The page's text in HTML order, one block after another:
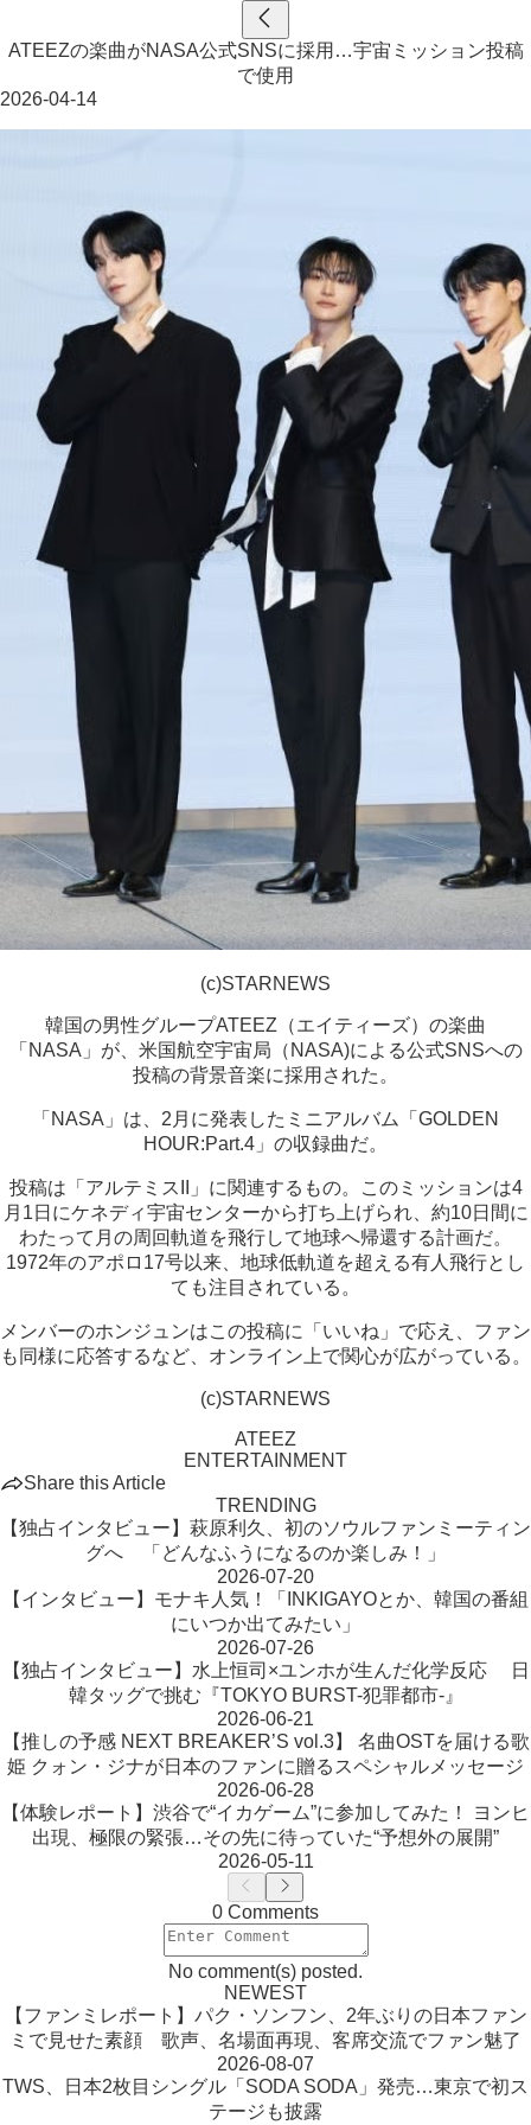
ATEEZの楽曲がNASA公式SNSに採用…宇宙ミッション投稿
で使用
2026-04-14
(c)STARNEWS
韓国の男性グループATEEZ（エイティーズ）の楽曲
「NASA」が、米国航空宇宙局（NASA)による公式SNSへの
投稿の背景音楽に採用された。
「NASA」は、2月に発表したミニアルバム「GOLDEN
HOUR:Part.4」の収録曲だ。
投稿は「アルテミスII」に関連するもの。このミッションは4
月1日にケネディ宇宙センターから打ち上げられ、約10日間に
わたって月の周回軌道を飛行して地球へ帰還する計画だ。
1972年のアポロ17号以来、地球低軌道を超える有人飛行とし
ても注目されている。
メンバーのホンジュンはこの投稿に「いいね」で応え、ファン
も同様に応答するなど、オンライン上で関心が広がっている。
(c)STARNEWS
ATEEZ
ENTERTAINMENT
Share this Article
TRENDING
【独占インタビュー】萩原利久、初のソウルファンミーティン
グへ 「どんなふうになるのか楽しみ！」
2026-07-20
【インタビュー】モナキ人気！「INKIGAYOとか、韓国の番組
にいつか出てみたい」
2026-07-26
【独占インタビュー】水上恒司×ユンホが生んだ化学反応 日
韓タッグで挑む『TOKYO BURST-犯罪都市-』
2026-06-21
【推しの予感 NEXT BREAKER’S vol.3】 名曲OSTを届ける歌
姫 クォン・ジナが日本のファンに贈るスペシャルメッセージ
2026-06-28
【体験レポート】渋谷で“イカゲーム”に参加してみた！ ヨンヒ
出現、極限の緊張…その先に待っていた“予想外の展開”
2026-05-11
0 Comments
No comment(s) posted.
NEWEST
【ファンミレポート】パク・ソンフン、2年ぶりの日本ファン
ミで見せた素顔 歌声、名場面再現、客席交流でファン魅了
2026-08-07
TWS、日本2枚目シングル「SODA SODA」発売…東京で初ス
テージも披露